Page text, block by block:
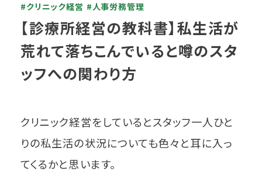
#クリニック経営 #人事労務管理
【診療所経営の教科書】私生活が
荒れて落ちこんでいると噂のスタ
ッフへの関わり方
クリニック経営をしているとスタッフ一人ひと
りの私生活の状況についても色々と耳に入っ
てくるかと思います。